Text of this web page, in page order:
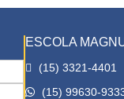
ESCOLA
(15) 3321-4401
(15) 99630-